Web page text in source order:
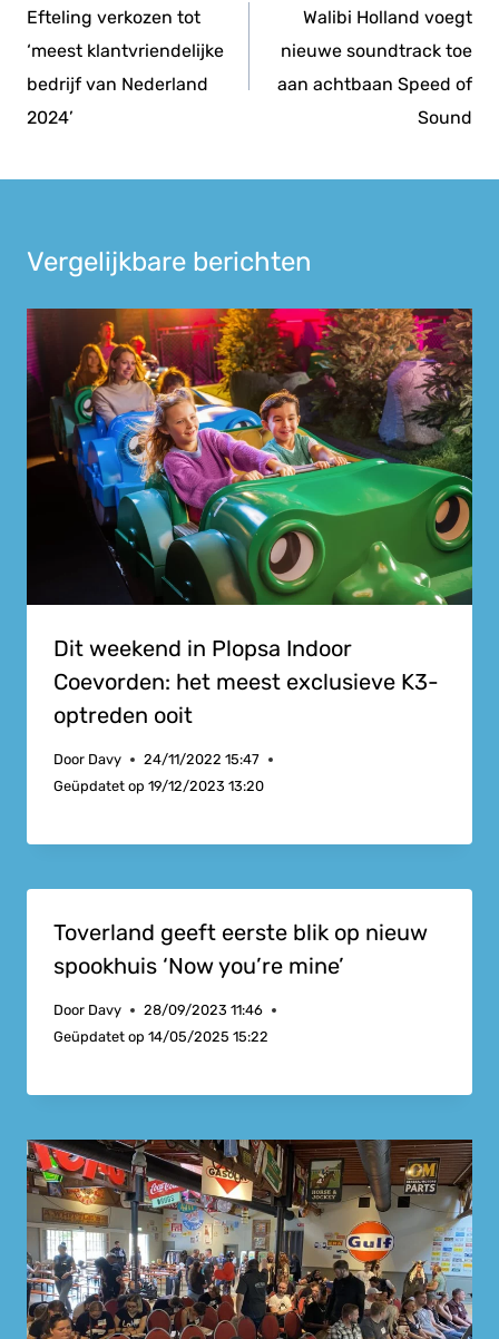
navigatie
Efteling verkozen tot
‘meest klantvriendelijke
bedrijf van Nederland
2024’
Walibi Holland voegt
nieuwe soundtrack toe
aan achtbaan Speed of
Sound
Vergelijkbare berichten
Dit weekend in Plopsa Indoor
Coevorden: het meest exclusieve K3-
optreden ooit
Door Davy
24/11/2022 15:47
Geüpdatet op 19/12/2023 13:20
Toverland geeft eerste blik op nieuw
spookhuis ‘Now you’re mine’
Door Davy
28/09/2023 11:46
Geüpdatet op 14/05/2025 15:22